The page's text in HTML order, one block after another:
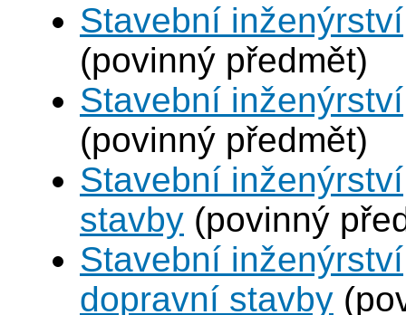
Stavební
(povinný předmět)
Stavební
(povinný předmět)
Stavební
stavby (povinný
Stavební
dopravní stavby